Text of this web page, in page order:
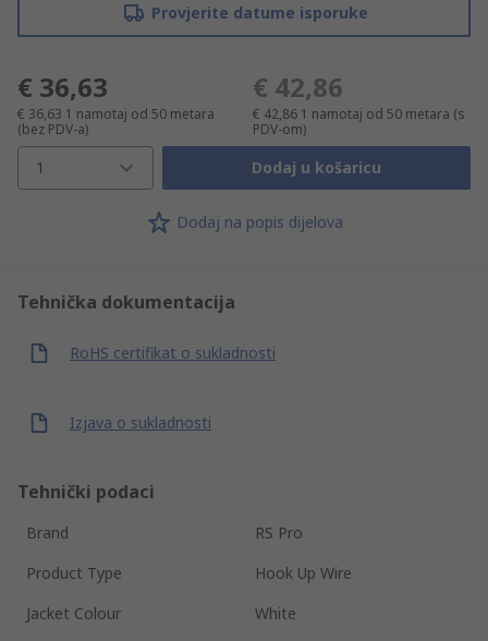
Provjerite datume isporuke
€ 36,63
€ 36,63 1 namotaj od 50 metara
(bez PDV-a)
€ 42,86
€ 42,86 1 namotaj od 50 metara (s
PDV-om)
1 Dodaj u košaricu
Dodaj na popis dijelova
Tehnička dokumentacija
RoHS certifikat o sukladnosti
Izjava o sukladnosti
Tehnički podaci
Brand
RS Pro
Product Type
Hook Up Wire
Jacket Colour
White